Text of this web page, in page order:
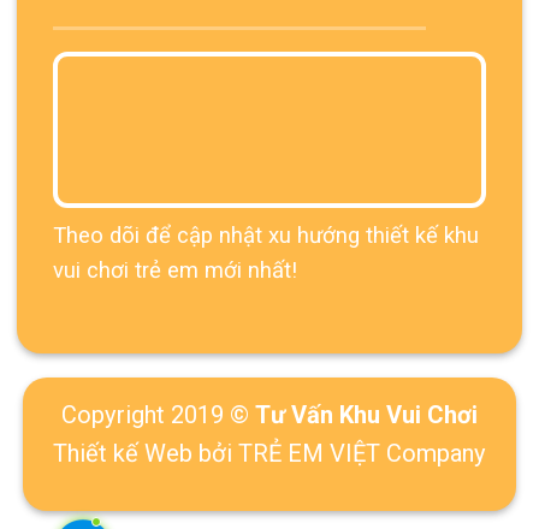
Theo dõi để cập nhật xu hướng thiết kế khu
vui chơi trẻ em mới nhất!
Copyright 2019 © Tư Vấn Khu Vui Chơi
Thiết kế Web bởi TRẺ EM VIỆT Company